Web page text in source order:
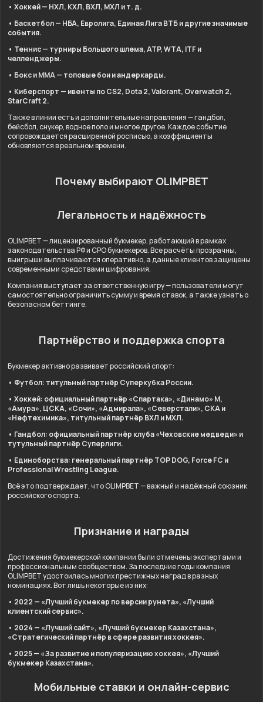
• Хоккей — НХЛ, КХЛ, ВХЛ, МХЛ и т. д.
• Баскетбол — НБА, Евролига, Единая Лига ВТБ и другие значимые
события.
• Теннис — турниры Большого шлема, ATP, WTA, ITF и
челленджеры.
• Бокс и ММА — топовые бои и андеркарды.
• Киберспорт — ивенты по CS2, Dota 2, Valorant, Overwatch 2,
StarCraft 2.
Также в линии есть и дополнительные направления — гандбол,
бейсбол, снукер, водное поло и многое другое. Каждое событие
сопровождается расширенной росписью, а коэффициенты
обновляются в реальном времени.
Почему выбирают OLIMPBET
Легальность и надёжность
OLIMPBET — лицензированный букмекер, работающий в рамках
законодательства РФ и СРО букмекеров. Все расчёты прозрачны,
выигрыши выплачиваются оперативно, а данные клиентов защищены
современными средствами шифрования.
Компания выступает за ответственную игру — пользователи могут
самостоятельно ограничить сумму и время ставок, а также узнать о
безопасном беттинге.
Партнёрство и поддержка спорта
Букмекер активно развивает российский спорт:
• Футбол: титульный партнёр Суперкубка России.
• Хоккей: официальный партнёр «Спартака», «Динамо» М,
«Амура», ЦСКА, «Сочи», «Адмирала», «Северстали», СКА и
«Нефтехимика», титульный партнёр ВХЛ и МХЛ.
• Гандбол: официальный партнёр клуба «Чеховские медведи» и
тутульный партнёр Суперлиги.
• Единоборства: генеральный партнёр TOP DOG, Force FC и
Professional Wrestling League.
Всё это подтверждает, что OLIMPBET — важный и надёжный союзник
российского спорта.
Признание и награды
Достижения букмекерской компании были отмечены экспертами и
профессиональным сообществом. За последние годы компания
OLIMPBET удостоилась многих престижных наград в разных
номинациях. Вот лишь некоторые из них:
• 2022 — «Лучший букмекер по версии рунета», «Лучший
клиентский сервис».
• 2024 — «Лучший сайт», «Лучший букмекер Казахстана»,
«Стратегический партнёр в сфере развития хоккея».
• 2025 — «За развитие и популяризацию хоккея», «Лучший
букмекер Казахстана».
Мобильные ставки и онлайн-сервис